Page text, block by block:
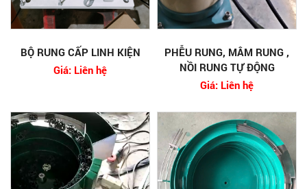
BỘ RUNG CẤP LINH KIỆN
Giá: Liên hệ
PHỄU RUNG, MÂM RUNG ,
NỒI RUNG TỰ ĐỘNG
Giá: Liên hệ